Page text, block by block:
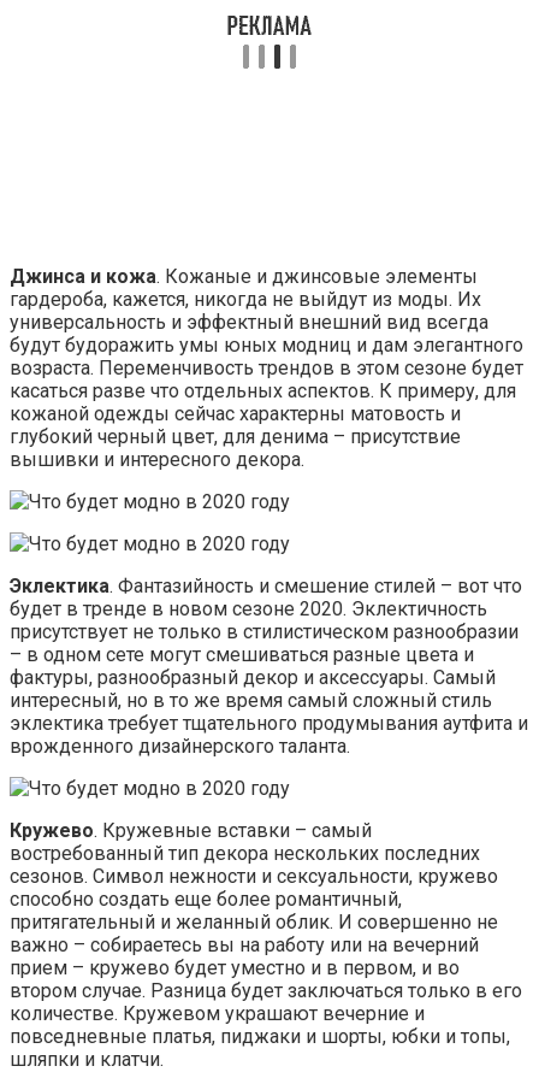
Джинса и кожа. Кожаные и джинсовые элементы
гардероба, кажется, никогда не выйдут из моды. Их
универсальность и эффектный внешний вид всегда
будут будоражить умы юных модниц и дам элегантного
возраста. Переменчивость трендов в этом сезоне будет
касаться разве что отдельных аспектов. К примеру, для
кожаной одежды сейчас характерны матовость и
глубокий черный цвет, для денима – присутствие
вышивки и интересного декора.
Эклектика. Фантазийность и смешение стилей – вот что
будет в тренде в новом сезоне 2020. Эклектичность
присутствует не только в стилистическом разнообразии
– в одном сете могут смешиваться разные цвета и
фактуры, разнообразный декор и аксессуары. Самый
интересный, но в то же время самый сложный стиль
эклектика требует тщательного продумывания аутфита и
врожденного дизайнерского таланта.
Кружево. Кружевные вставки – самый
востребованный тип декора нескольких последних
сезонов. Символ нежности и сексуальности, кружево
способно создать еще более романтичный,
притягательный и желанный облик. И совершенно не
важно – собираетесь вы на работу или на вечерний
прием – кружево будет уместно и в первом, и во
втором случае. Разница будет заключаться только в его
количестве. Кружевом украшают вечерние и
повседневные платья, пиджаки и шорты, юбки и топы,
шляпки и клатчи.